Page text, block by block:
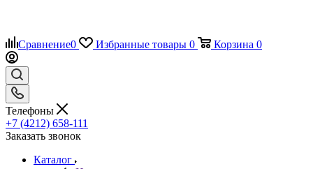
Сравнение0 Избранные товары 0 Корзина 0
Телефоны
+7 (4212) 658-111
Заказать звонок
Каталог